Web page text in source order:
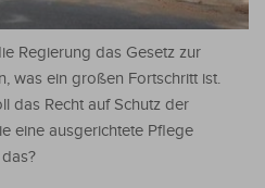
Regierung das Gesetz zur
was ein großen Fortschritt ist.
das Recht auf Schutz der
eine ausgerichtete Pflege